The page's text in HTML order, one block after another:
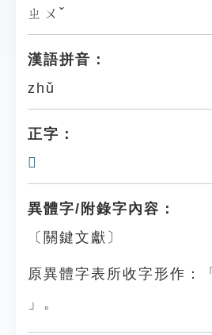
ㄓㄨˇ
漢語拼音：
zhǔ
正字：
𦉐
異體字/附錄字內容：
〔關鍵文獻〕
原異體字表所收字形作：「
」。